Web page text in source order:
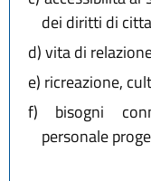
dei diritti di
d)vita di
e) ricreazione,
f) bisogni
personale